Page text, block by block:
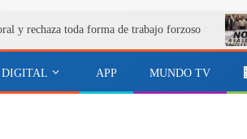
y rechaza toda forma de trabajo forzoso
DIGITAL APP MUNDO TV